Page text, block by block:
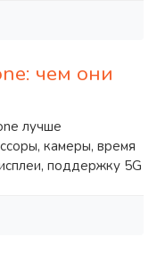
чем они
лучше
камеры, время
поддержку 5G